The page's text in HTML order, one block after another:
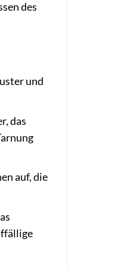
des
und
das
auf, die